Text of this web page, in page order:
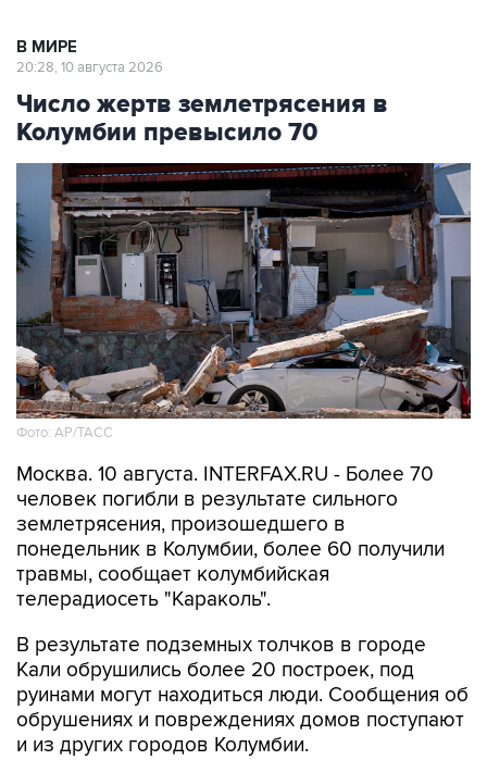
В МИРЕ
20:28, 10 августа 2026
Число жертв землетрясения в
Колумбии превысило 70
Фото: АР/ТАСС
Москва. 10 августа. INTERFAX.RU - Более 70
человек погибли в результате сильного
землетрясения, произошедшего в
понедельник в Колумбии, более 60 получили
травмы, сообщает колумбийская
телерадиосеть "Караколь".
В результате подземных толчков в городе
Кали обрушились более 20 построек, под
руинами могут находиться люди. Сообщения об
обрушениях и повреждениях домов поступают
и из других городов Колумбии.